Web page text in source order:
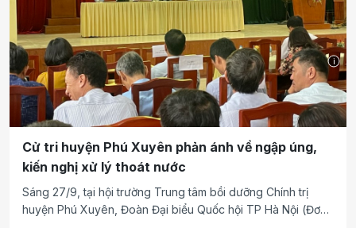
Cử tri huyện Phú Xuyên phản ánh về ngập úng,
kiến nghị xử lý thoát nước
Sáng 27/9, tại hội trường Trung tâm bồi dưỡng Chính trị
huyện Phú Xuyên, Đoàn Đại biểu Quốc hội TP Hà Nội (Đơn
i